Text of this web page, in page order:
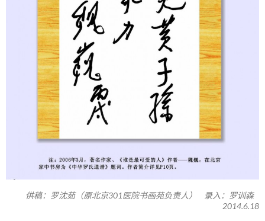
供稿：罗沈茹（原北京301医院书画苑负责人） 录入：罗训森
2014.6.18